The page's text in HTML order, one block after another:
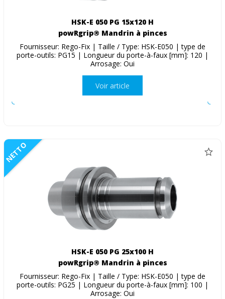
HSK-E 050 PG 15x120 H
powRgrip® Mandrin à pinces
Fournisseur: Rego-Fix | Taille / Type: HSK-E050 | type de
porte-outils: PG15 | Longueur du porte-à-faux [mm]: 120 |
Arrosage: Oui
Voir article
NETTO
HSK-E 050 PG 25x100 H
powRgrip® Mandrin à pinces
Fournisseur: Rego-Fix | Taille / Type: HSK-E050 | type de
porte-outils: PG25 | Longueur du porte-à-faux [mm]: 100 |
Arrosage: Oui